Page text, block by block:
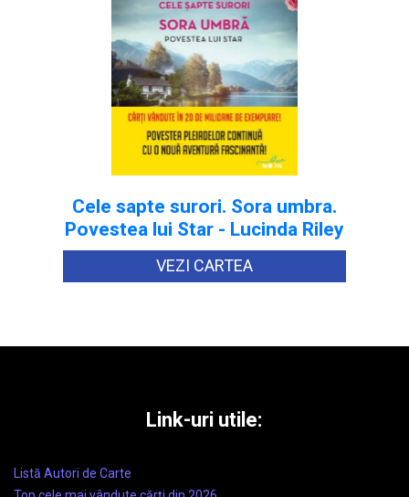
Cele sapte surori. Sora umbra.
Povestea lui Star - Lucinda Riley
VEZI CARTEA
Link-uri utile:
Listă Autori de Carte